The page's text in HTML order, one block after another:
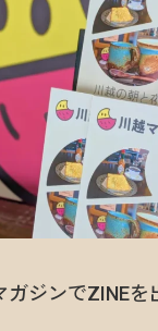
ジンでZINEを